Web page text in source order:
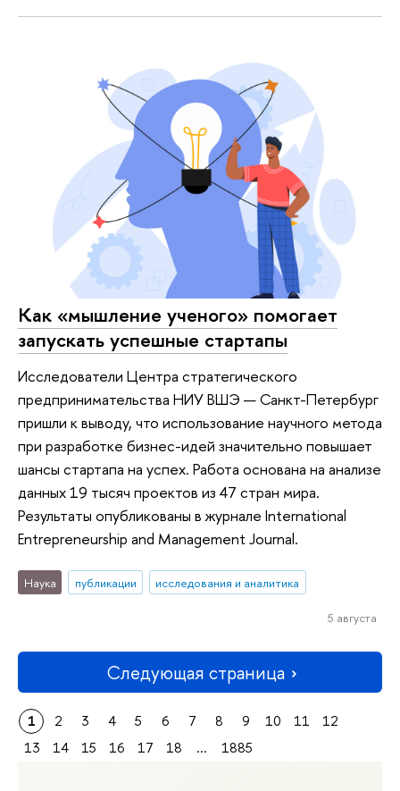
Как «мышление ученого» помогает
запускать успешные стартапы
Исследователи Центра стратегического
предпринимательства НИУ ВШЭ — Санкт-Петербург
пришли к выводу, что использование научного метода
при разработке бизнес-идей значительно повышает
шансы стартапа на успех. Работа основана на анализе
данных 19 тысяч проектов из 47 стран мира.
Результаты опубликованы в журнале International
Entrepreneurship and Management Journal.
Наука публикации исследования и аналитика
5 августа
Следующая страница
1 2 3 4 5 6 7 8 9 10 11
12
13
14 15 16 17 18 ... 1885